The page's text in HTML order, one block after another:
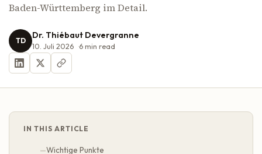
Baden-Württemberg im Detail.
TD Dr. Thiébaut Devergranne
10. Juli 2026 6 min read
IN THIS ARTICLE
Wichtige Punkte